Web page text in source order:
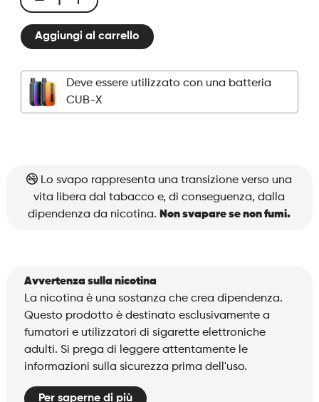
CUBX
Pods
Blueberry
Lemon
quantità
Aggiungi al carrello
Deve essere utilizzato con una batteria
CUB-X
Lo svapo rappresenta una transizione verso una
vita libera dal tabacco e, di conseguenza, dalla
dipendenza da nicotina. Non svapare se non fumi.
Avvertenza sulla nicotina
La nicotina è una sostanza che crea dipendenza.
Questo prodotto è destinato esclusivamente a
fumatori e utilizzatori di sigarette elettroniche
adulti. Si prega di leggere attentamente le
informazioni sulla sicurezza prima dell'uso.
Per saperne di più